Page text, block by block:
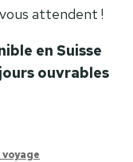
attendent !
en Suisse
ouvrables